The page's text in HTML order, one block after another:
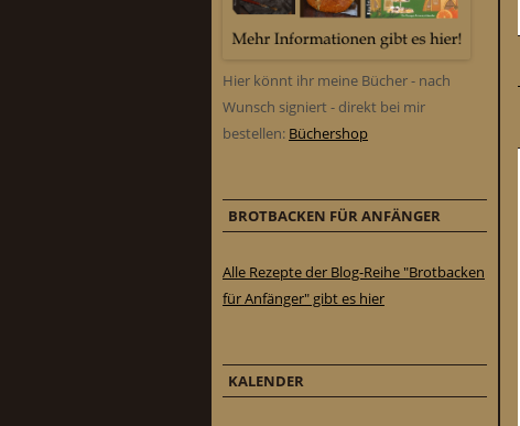
Hier könnt ihr meine Bücher - nach
Wunsch signiert - direkt bei mir
bestellen: Büchershop
BROTBACKEN FÜR ANFÄNGER
Alle Rezepte der Blog-Reihe "Brotbacken
für Anfänger" gibt es hier
KALENDER